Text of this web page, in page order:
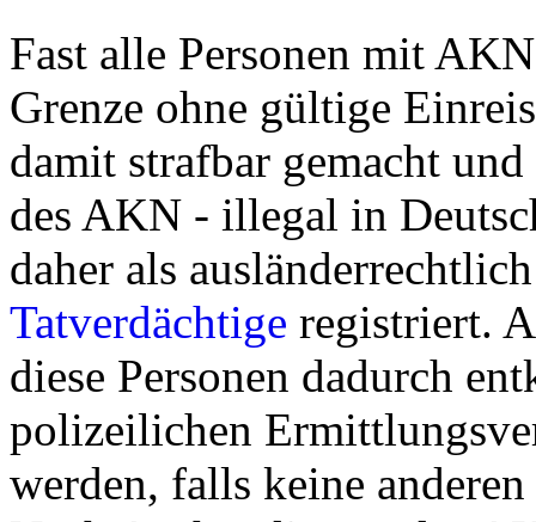
Fast alle Personen mit
Grenze ohne gültige
damit strafbar gemacht
des AKN - illegal in
daher als
Tatverdächtige registriert.
diese Personen dadurch
polizeilichen
werden, falls keine